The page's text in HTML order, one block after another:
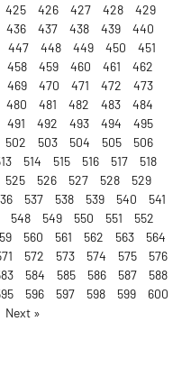
425 426 427 428
429
436 437 438 439
440
447 448 449 450
451
458 459 460 461
462
469 470 471 472
473
480 481 482 483
484
491 492 493 494
495
502 503 504 505
506
514 515 516 517
518
525 526 527 528
529
537 538 539 540
541
548 549 550 551
552
560 561 562 563
564
572 573 574 575
576
584 585 586 587
588
596 597 598 599
600
Next »